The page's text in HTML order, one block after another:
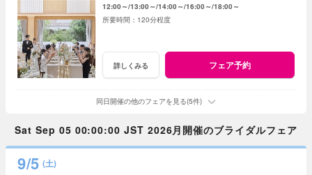
12:00～ 13:00～ 14:00～ 16:00～ 18:00～
120分程度
詳しくみる フェア予約
同日開催の他のフェアを見る(5件)
Sat Sep 05 00:00:00 JST 2026月開催のブライダルフェア
9/5 (土)